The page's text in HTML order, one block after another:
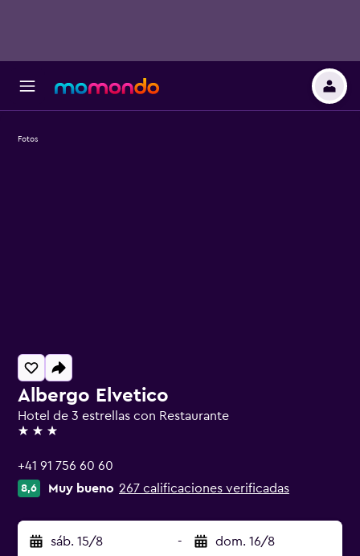
Albergo Elvetico
Hotel de 3 estrellas con Restaurante
3 estrellas
+41 91 756 60 60
8,6 Muy bueno 267 calificaciones verificadas
sáb. 15/8 - dom. 16/8
Fotos